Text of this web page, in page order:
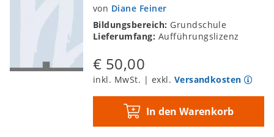
von Diane Feiner
Bildungsbereich: Grundschule
Lieferumfang: Aufführungslizenz
€ 50,00
inkl. MwSt. | exkl. Versandkosten
In den Warenkorb